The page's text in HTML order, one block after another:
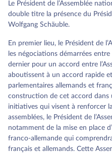
Le Président de l’Assemblée
double titre la présence du
Wolfgang Schäuble.
En premier lieu, le Président de
les négociations démarrées
dernier pour un accord entre
aboutissent à un accord rapide
parlementaires allemands et
construction de cet accord dans
initiatives qui visent à renforcer
assemblées, le Président de
notamment de la mise en place
franco-allemande qui
français et allemands. Cette